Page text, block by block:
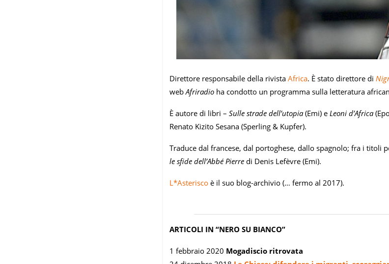
Direttore responsabile della rivista Africa. È stato direttore di
webAfriradio ha condotto un programma sulla letteratura
È autore di libri – Sulle strade dell’utopia(Emi) e Leoni d’Africa
Renato Kizito Sesana (Sperling & Kupfer).
Traduce dal francese, dal portoghese, dallo spagnolo; fra i titoli
le sfide dell’Abbé Pierre di Denis Lefèvre (Emi).
L*Asterisco è il suo blog-archivio (… fermo al 2017).
ARTICOLI IN “NERO SU BIANCO”
1 febbraio 2020 Mogadiscio ritrovata